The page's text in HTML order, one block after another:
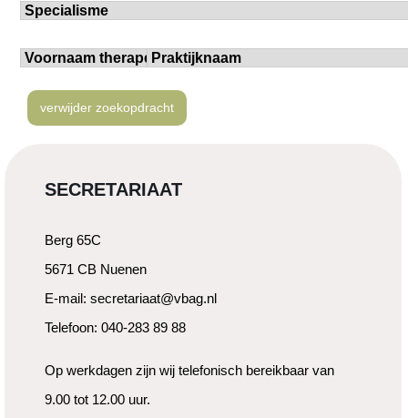
verwijder zoekopdracht
SECRETARIAAT
Berg 65C
5671 CB Nuenen
E-mail: secretariaat@vbag.nl
Telefoon: 040-283 89 88
Op werkdagen zijn wij telefonisch bereikbaar van
9.00 tot 12.00 uur.